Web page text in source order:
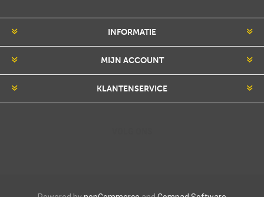
INFORMATIE
MIJN ACCOUNT
KLANTENSERVICE